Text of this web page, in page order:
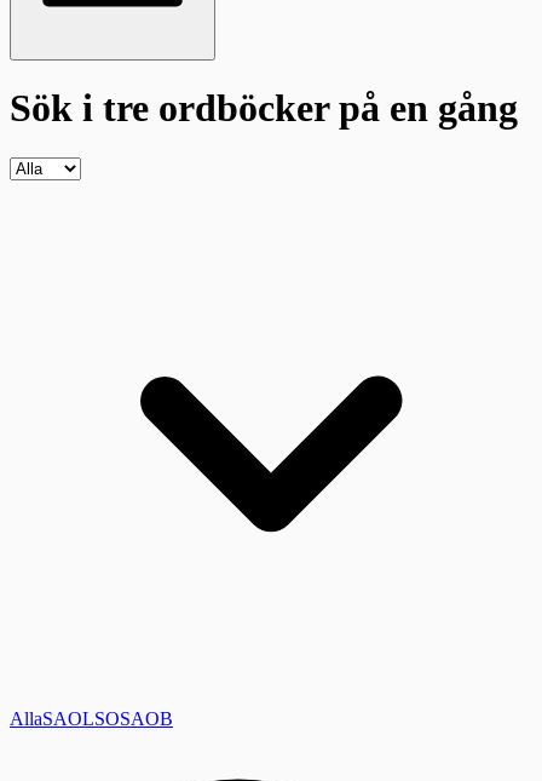
Sök i tre ordböckerpå en gång
AllaSAOLSOSAOB